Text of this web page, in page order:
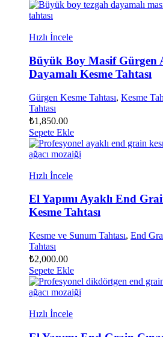
Hızlı İncele
Büyük Boy Masif Gürgen
Dayamalı Kesme Tahtası
Gürgen Kesme Tahtası, Kesme
Tahtası
₺1,850.00
Sepete Ekle
Hızlı İncele
El Yapımı Ayaklı End
Kesme Tahtası
Kesme ve Sunum Tahtası, End
Tahtası
₺2,000.00
Sepete Ekle
Hızlı İncele